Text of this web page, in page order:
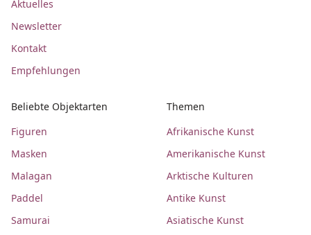
Aktuelles
Newsletter
Kontakt
Empfehlungen
Beliebte Objektarten
Figuren
Masken
Malagan
Paddel
Samurai
Themen
Afrikanische Kunst
Amerikanische Kunst
Arktische Kulturen
Antike Kunst
Asiatische Kunst